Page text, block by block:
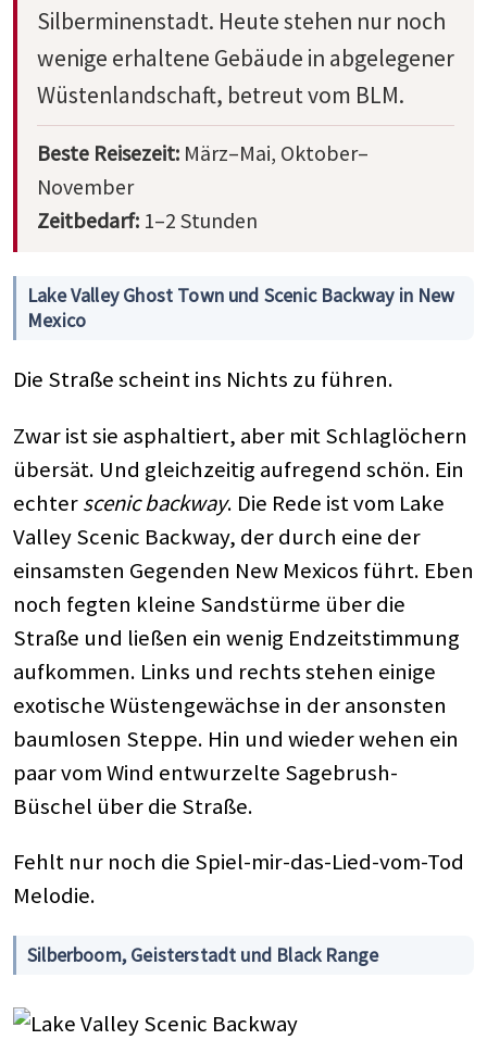
Silberminenstadt. Heute stehen nur noch
wenige erhaltene Gebäude in abgelegener
Wüstenlandschaft, betreut vom BLM.
Beste Reisezeit: März–Mai, Oktober–
November
Zeitbedarf: 1–2 Stunden
Lake Valley Ghost Town und Scenic Backway in New
Mexico
Die Straße scheint ins Nichts zu führen.
Zwar ist sie asphaltiert, aber mit Schlaglöchern
übersät. Und gleichzeitig aufregend schön. Ein
echterscenic backway. Die Rede ist vom Lake
Valley Scenic Backway, der durch eine der
einsamsten Gegenden New Mexicos führt. Eben
noch fegten kleine Sandstürme über die
Straße und ließen ein wenig Endzeitstimmung
aufkommen. Links und rechts stehen einige
exotische Wüstengewächse in der ansonsten
baumlosen Steppe. Hin und wieder wehen ein
paar vom Wind entwurzelte Sagebrush-
Büschel über die Straße.
Fehlt nur noch die Spiel-mir-das-Lied-vom-Tod
Melodie.
Silberboom, Geisterstadt und Black Range